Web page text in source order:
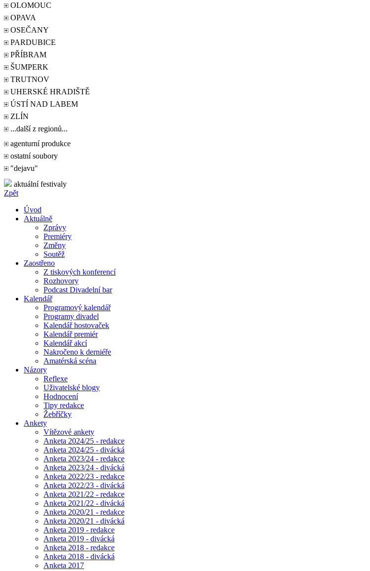
OLOMOUC
OPAVA
OSEČANY
PARDUBICE
PŘÍBRAM
ŠUMPERK
TRUTNOV
UHERSKÉ HRADIŠTĚ
ÚSTÍ NAD LABEM
ZLÍN
...další z regionů...
agenturní produkce
ostatní soubory
"dejavu"
aktuální festivaly
Zpět
Úvod
Aktuálně
Zprávy
Premiéry
Změny
Soutěž
Zaostřeno
Z tiskových konferencí
Rozhovory
Podcast Divadelní bar
Kalendář
Programový kalendář
Programy divadel
Kalendář hostovaček
Kalendář premiér
Kalendář akcí
Nakročeno k derniéře
Amatérská scéna
Názory
Reflexe
Uživatelské blogy
Hodnocení
Tipy redakce
Žebříčky
Ankety
Vítězové ankety
Anketa 2024/25 - redakce
Anketa 2024/25 - divácká
Anketa 2023/24 - redakce
Anketa 2023/24 - divácká
Anketa 2022/23 - redakce
Anketa 2022/23 - divácká
Anketa 2021/22 - redakce
Anketa 2021/22 - divácká
Anketa 2020/21 - redakce
Anketa 2020/21 - divácká
Anketa 2019 - redakce
Anketa 2019 - divácká
Anketa 2018 - redakce
Anketa 2018 - divácká
Anketa 2017